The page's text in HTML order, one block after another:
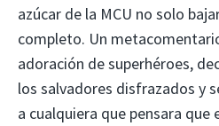
azúcar de la MCU no solo
completo. Un
adoración de superhéroes,
los salvadores disfrazados y
a cualquiera que pensara